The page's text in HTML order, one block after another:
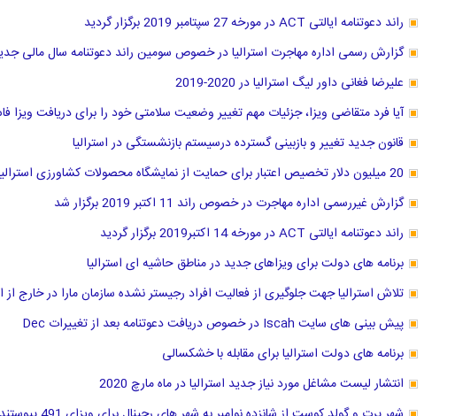
راند دعوتنامه ایالتی ACT در مورخه 27 سپتامبر 2019 برگزار گردید
گزارش رسمی اداره مهاجرت استرالیا در خصوص سومین راند دعوتنامه سال مالی جدید در
علیرضا فغانی داور لیگ استرالیا در 2020-2019
آیا فرد متقاضی ویزا، جزئیات مهم تغییر وضعیت سلامتی خود را برای دریافت
قانون جدید تغییر و بازبینی گسترده درسیستم بازنشستگی در استرالیا
20 میلیون دلار تخصیص اعتبار برای حمایت از نمایشگاه محصولات کشاورزی استرالیا
گزارش غیررسمی اداره مهاجرت در خصوص راند 11 اکتبر 2019 برگزار شد
راند دعوتنامه ایالتی ACT در مورخه 14 اکتبر2019 برگزار گردید
برنامه های دولت برای ویزاهای جدید در مناطق حاشیه ای استرالیا
تلاش استرالیا جهت جلوگیری از فعالیت افراد رجیستر نشده سازمان مارا در خارج از
پیش بینی های سایت Iscah در خصوص دریافت دعوتنامه بعد از تغییرات Dec
برنامه های دولت استرالیا برای مقابله با خشکسالی
انتشار لیست مشاغل مورد نیاز جدید استرالیا در ماه مارچ 2020